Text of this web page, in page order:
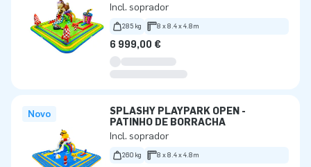
Incl. soprador
285 kg 8 x 8.4 x 4.8m
6 999,00 €
Novo
SPLASHY PLAYPARK OPEN -
PATINHO DE BORRACHA
Incl. soprador
260 kg 8 x 8.4 x 4.8m